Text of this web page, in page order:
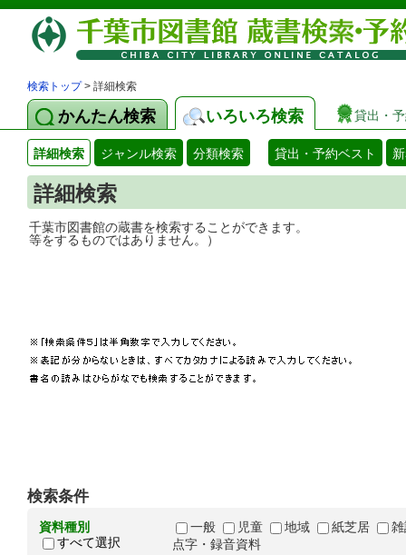
検索トップ> 詳細検索
かんたん検索 いろいろ検索 貸出・
詳細検索 ジャンル検索 分類検索 貸出・予約ベスト
詳細検索
千葉市図書館の蔵書を検索することがで
等をするものではありません。）
検索条件
資料種別
すべて選択
一般 児童 地域 紙芝居
点字・録音資料